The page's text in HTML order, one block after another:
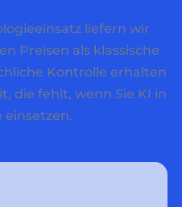
liefern wir
Preisen als klassische
Kontrolle erhalten
die fehlt, wenn Sie KI in
einsetzen.